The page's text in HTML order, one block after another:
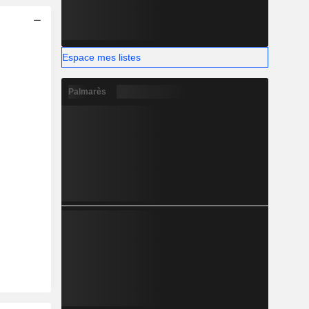
Espace mes listes
Palmarès